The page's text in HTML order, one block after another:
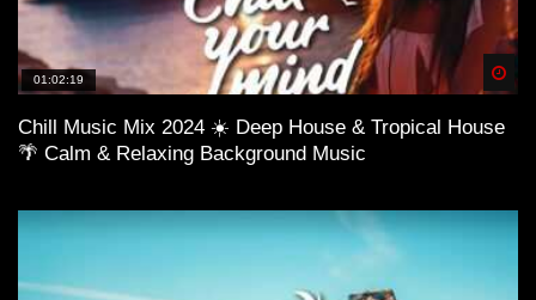
01:02:19
Chill Music Mix 2024 ☀️ Deep House & Tropical House
🌴 Calm & Relaxing Background Music